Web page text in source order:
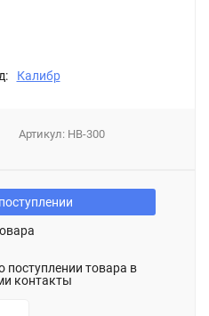
Калибр
Артикул: НВ-300
поступлении товара в
контакты